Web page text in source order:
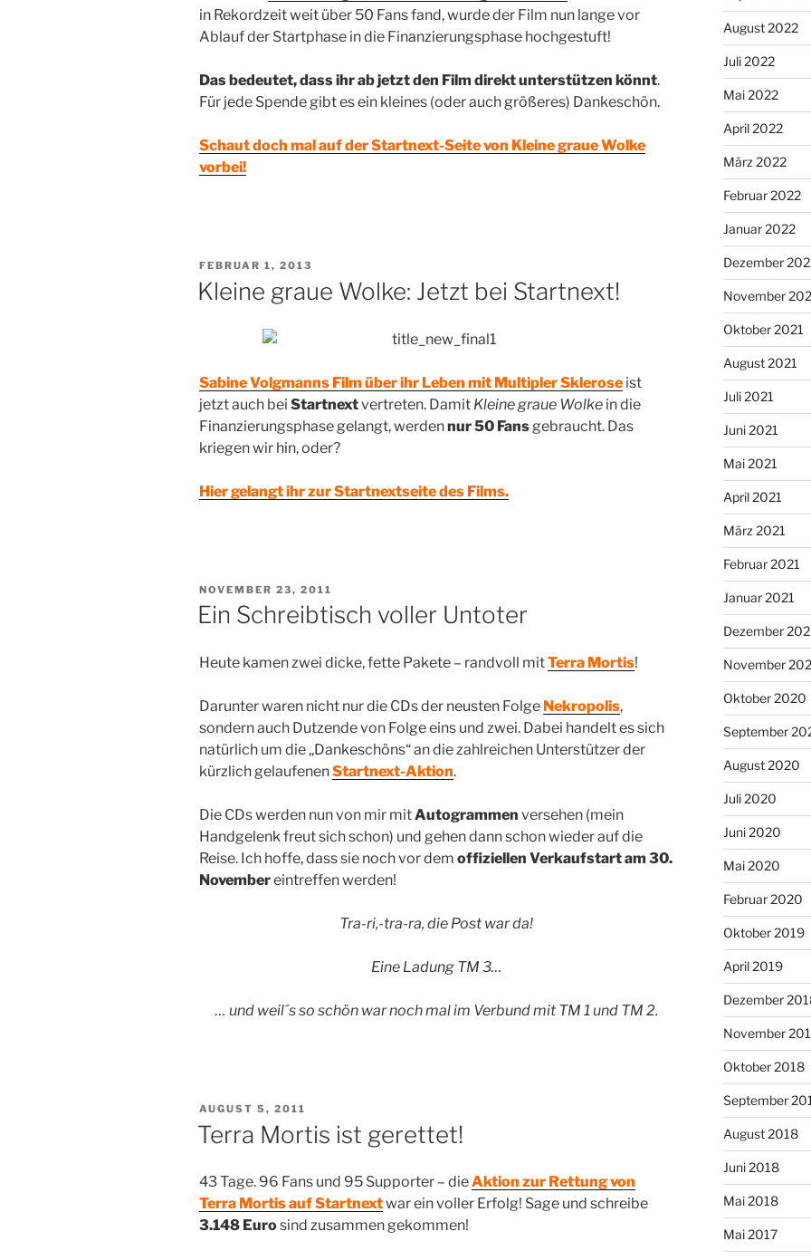
in Rekordzeit weit über 50 Fans fand, wurde der Film nun lange vor
Ablauf der Startphase in die Finanzierungsphase hochgestuft!
Das bedeutet, dass ihr ab jetzt den Film direkt unterstützen könnt.
Für jede Spende gibt es ein kleines (oder auch größeres) Dankeschön.
Schaut doch mal auf der Startnext-Seite von Kleine graue Wolke
vorbei!
VERÖFFENTLICHT
AM
FEBRUAR 1, 2013
Kleine graue Wolke: Jetzt bei Startnext!
Sabine Volgmanns Film über ihr Leben mit Multipler Sklerose ist
jetzt auch bei Startnextvertreten. Damit Kleine graue Wolke in die
Finanzierungsphase gelangt, werdennur 50 Fans gebraucht. Das
kriegen wir hin, oder?
Hier gelangt ihr zur Startnextseite des Films.
VERÖFFENTLICHT
AM
NOVEMBER 23, 2011
Ein Schreibtisch voller Untoter
Heute kamen zwei dicke, fette Pakete – randvoll mitTerra Mortis!
Darunter waren nicht nur die CDs der neusten Folge Nekropolis,
sondern auch Dutzende von Folge eins und zwei. Dabei handelt es sich
natürlich um die „Dankeschöns“ an die zahlreichen Unterstützer der
kürzlich gelaufenenStartnext-Aktion.
Die CDs werden nun von mir mitAutogrammen versehen (mein
Handgelenk freut sich schon) und gehen dann schon wieder auf die
Reise. Ich hoffe, dass sie noch vor dem offiziellen Verkaufstart am 30.
Novembereintreffen werden!
Tra-ri,-tra-ra, die Post war da!
Eine Ladung TM 3…
… und weil´s so schön war noch mal im Verbund mit TM 1 und TM 2.
VERÖFFENTLICHT
AUGUST 5, 2011
Terra Mortis ist gerettet!
43 Tage. 96 Fans und 95 Supporter – dieAktion zur Rettung von
Terra Mortis auf Startnextwar ein voller Erfolg! Sage und schreibe
3.148 Eurosind zusammen gekommen!
August 2022
Juli 2022
Mai 2022
April 2022
März 2022
Februar 2022
Januar 2022
Dezember
November
Oktober 2021
August 2021
Juli 2021
Juni 2021
Mai 2021
April 2021
März 2021
Februar 2021
Januar 2021
Dezember
November
Oktober 2020
September
August 2020
Juli 2020
Juni 2020
Mai 2020
Februar 2020
Oktober 2019
April 2019
Dezember
November
Oktober 2018
September
August 2018
Juni 2018
Mai 2018
Mai 2017